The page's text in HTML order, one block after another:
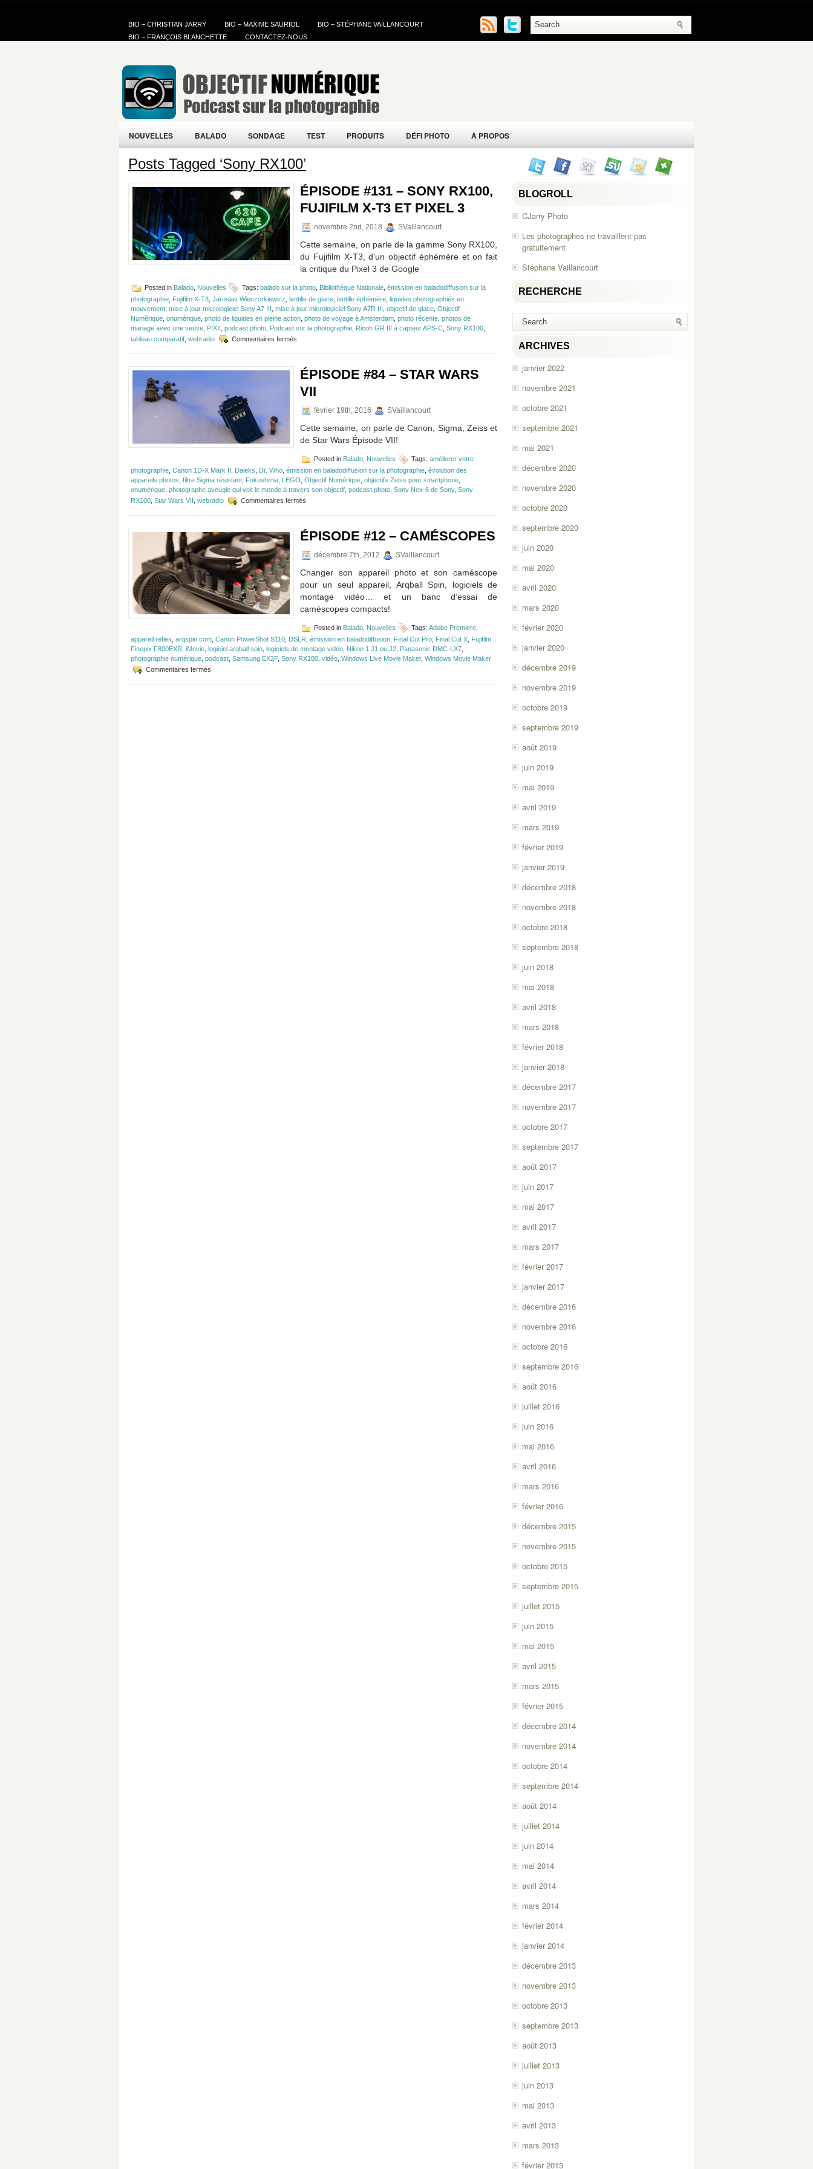
BIO – CHRISTIAN JARRY BIO – MAXIME SAURIOL
BIO – STÉPHANE VAILLANCOURT
BIO – FRANÇOIS BLANCHETTE
CONTACTEZ-NOUS
NOUVELLES BALADO SONDAGE TEST PRODUITS DÉFI PHOTO À PROPOS
Posts Tagged ‘Sony RX100’
ÉPISODE #131 – SONY RX100,
FUJIFILM X-T3 ET PIXEL 3
novembre 2nd, 2018 SVaillancourt
Cette semaine, on parle de la gamme Sony RX100,
du Fujifilm X-T3, d’un objectif éphémère et on fait
la critique du Pixel 3 de Google
Posted in Balado Nouvelles Tags: balado sur la photo Bibliothèque Nationale émission en baladodiffusion sur la
photographie Fujifilm X-T3 Jaroslav Wieczorkiewicz lentille de glace lentille éphémère liquides photographiés en
mouvement mise à jour micrologiciel Sony A7 III mise à jour micrologiciel Sony A7R III objectif de glace Objectif
Numérique onumérique photo de liquides en pleine action photo de voyage à Amsterdam photo récente photos de
mariage avec une veuve PIXII podcast photo Podcast sur la photographie Ricoh GR III à capteur APS-C Sony RX100
tableau comparatif webradio Commentaires fermés
#131
Sony
RX100,
Fujifilm
T3
et
ÉPISODE #84 – STAR WARS
VII
février 19th, 2016 SVaillancourt
Cette semaine, on parle de Canon, Sigma, Zeiss et
de Star Wars Épisode VII!
Posted in Balado Nouvelles Tags: améliorer votre
photographie Canon 1D-X Mark II Daleks Dr. Who émission en baladodiffusion sur la photographie évolution des
appareils photos filtre Sigma résistant Fukushima LEGO Objectif Numérique objectifs Zeiss pour smartphone
onumérique photographe aveugle qui voit le monde à travers son objectif podcast photo Sony Nex-6 de Sony, Sony
RX100 Star Wars VII webradio Commentaires fermés
#84
–
Star
VII
ÉPISODE #12 – CAMÉSCOPES
décembre 7th, 2012 SVaillancourt
Changer son appareil photo et son caméscope
pour un seul appareil, Arqball Spin, logiciels de
montage vidéo… et un banc d’essai de
caméscopes compacts!
Posted in Balado Nouvelles Tags: Adobe Premiere
appareil reflex arqspin.com Canon PowerShot S110 DSLR émission en baladodiffusion Final Cut Pro Final Cut X Fujifilm
Finepix F800EXR iMovie logiciel arqball spin logiciels de montage vidéo Nikon 1 J1 ou J2 Panasonic DMC-LX7
photographie numérique podcast Samsung EX2F, Sony RX100 vidéo Windows Live Movie Maker, Windows Movie Maker
Commentaires fermés
#12
BLOGROLL
CJarry Photo
Les photographes ne travaillent pas
gratuitement
Stéphane Vaillancourt
RECHERCHE
ARCHIVES
janvier 2022
novembre 2021
octobre 2021
septembre 2021
mai 2021
décembre 2020
novembre 2020
octobre 2020
septembre 2020
juin 2020
mai 2020
avril 2020
mars 2020
février 2020
janvier 2020
décembre 2019
novembre 2019
octobre 2019
septembre 2019
août 2019
juin 2019
mai 2019
avril 2019
mars 2019
février 2019
janvier 2019
décembre 2018
novembre 2018
octobre 2018
septembre 2018
juin 2018
mai 2018
avril 2018
mars 2018
février 2018
janvier 2018
décembre 2017
novembre 2017
octobre 2017
septembre 2017
août 2017
juin 2017
mai 2017
avril 2017
mars 2017
février 2017
janvier 2017
décembre 2016
novembre 2016
octobre 2016
septembre 2016
août 2016
juillet 2016
juin 2016
mai 2016
avril 2016
mars 2016
février 2016
décembre 2015
novembre 2015
octobre 2015
septembre 2015
juillet 2015
juin 2015
mai 2015
avril 2015
mars 2015
février 2015
décembre 2014
novembre 2014
octobre 2014
septembre 2014
août 2014
juillet 2014
juin 2014
mai 2014
avril 2014
mars 2014
février 2014
janvier 2014
décembre 2013
novembre 2013
octobre 2013
septembre 2013
août 2013
juillet 2013
juin 2013
mai 2013
avril 2013
mars 2013
février 2013